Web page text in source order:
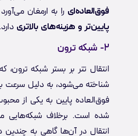
فوق‌العاده‌ای را به ارمغان
پایین‌تر و هزینه‌های بالاتری دارد.
۲- شبکه ترون
انتقال تتر بر بستر شبکه ترون،
شناخته می‌شود، به دلیل سرعت
فوق‌العاده پایین به یکی از
شده است. برخلاف شبکه‌هایی
انتقال در آن‌ها گاهی به چندین